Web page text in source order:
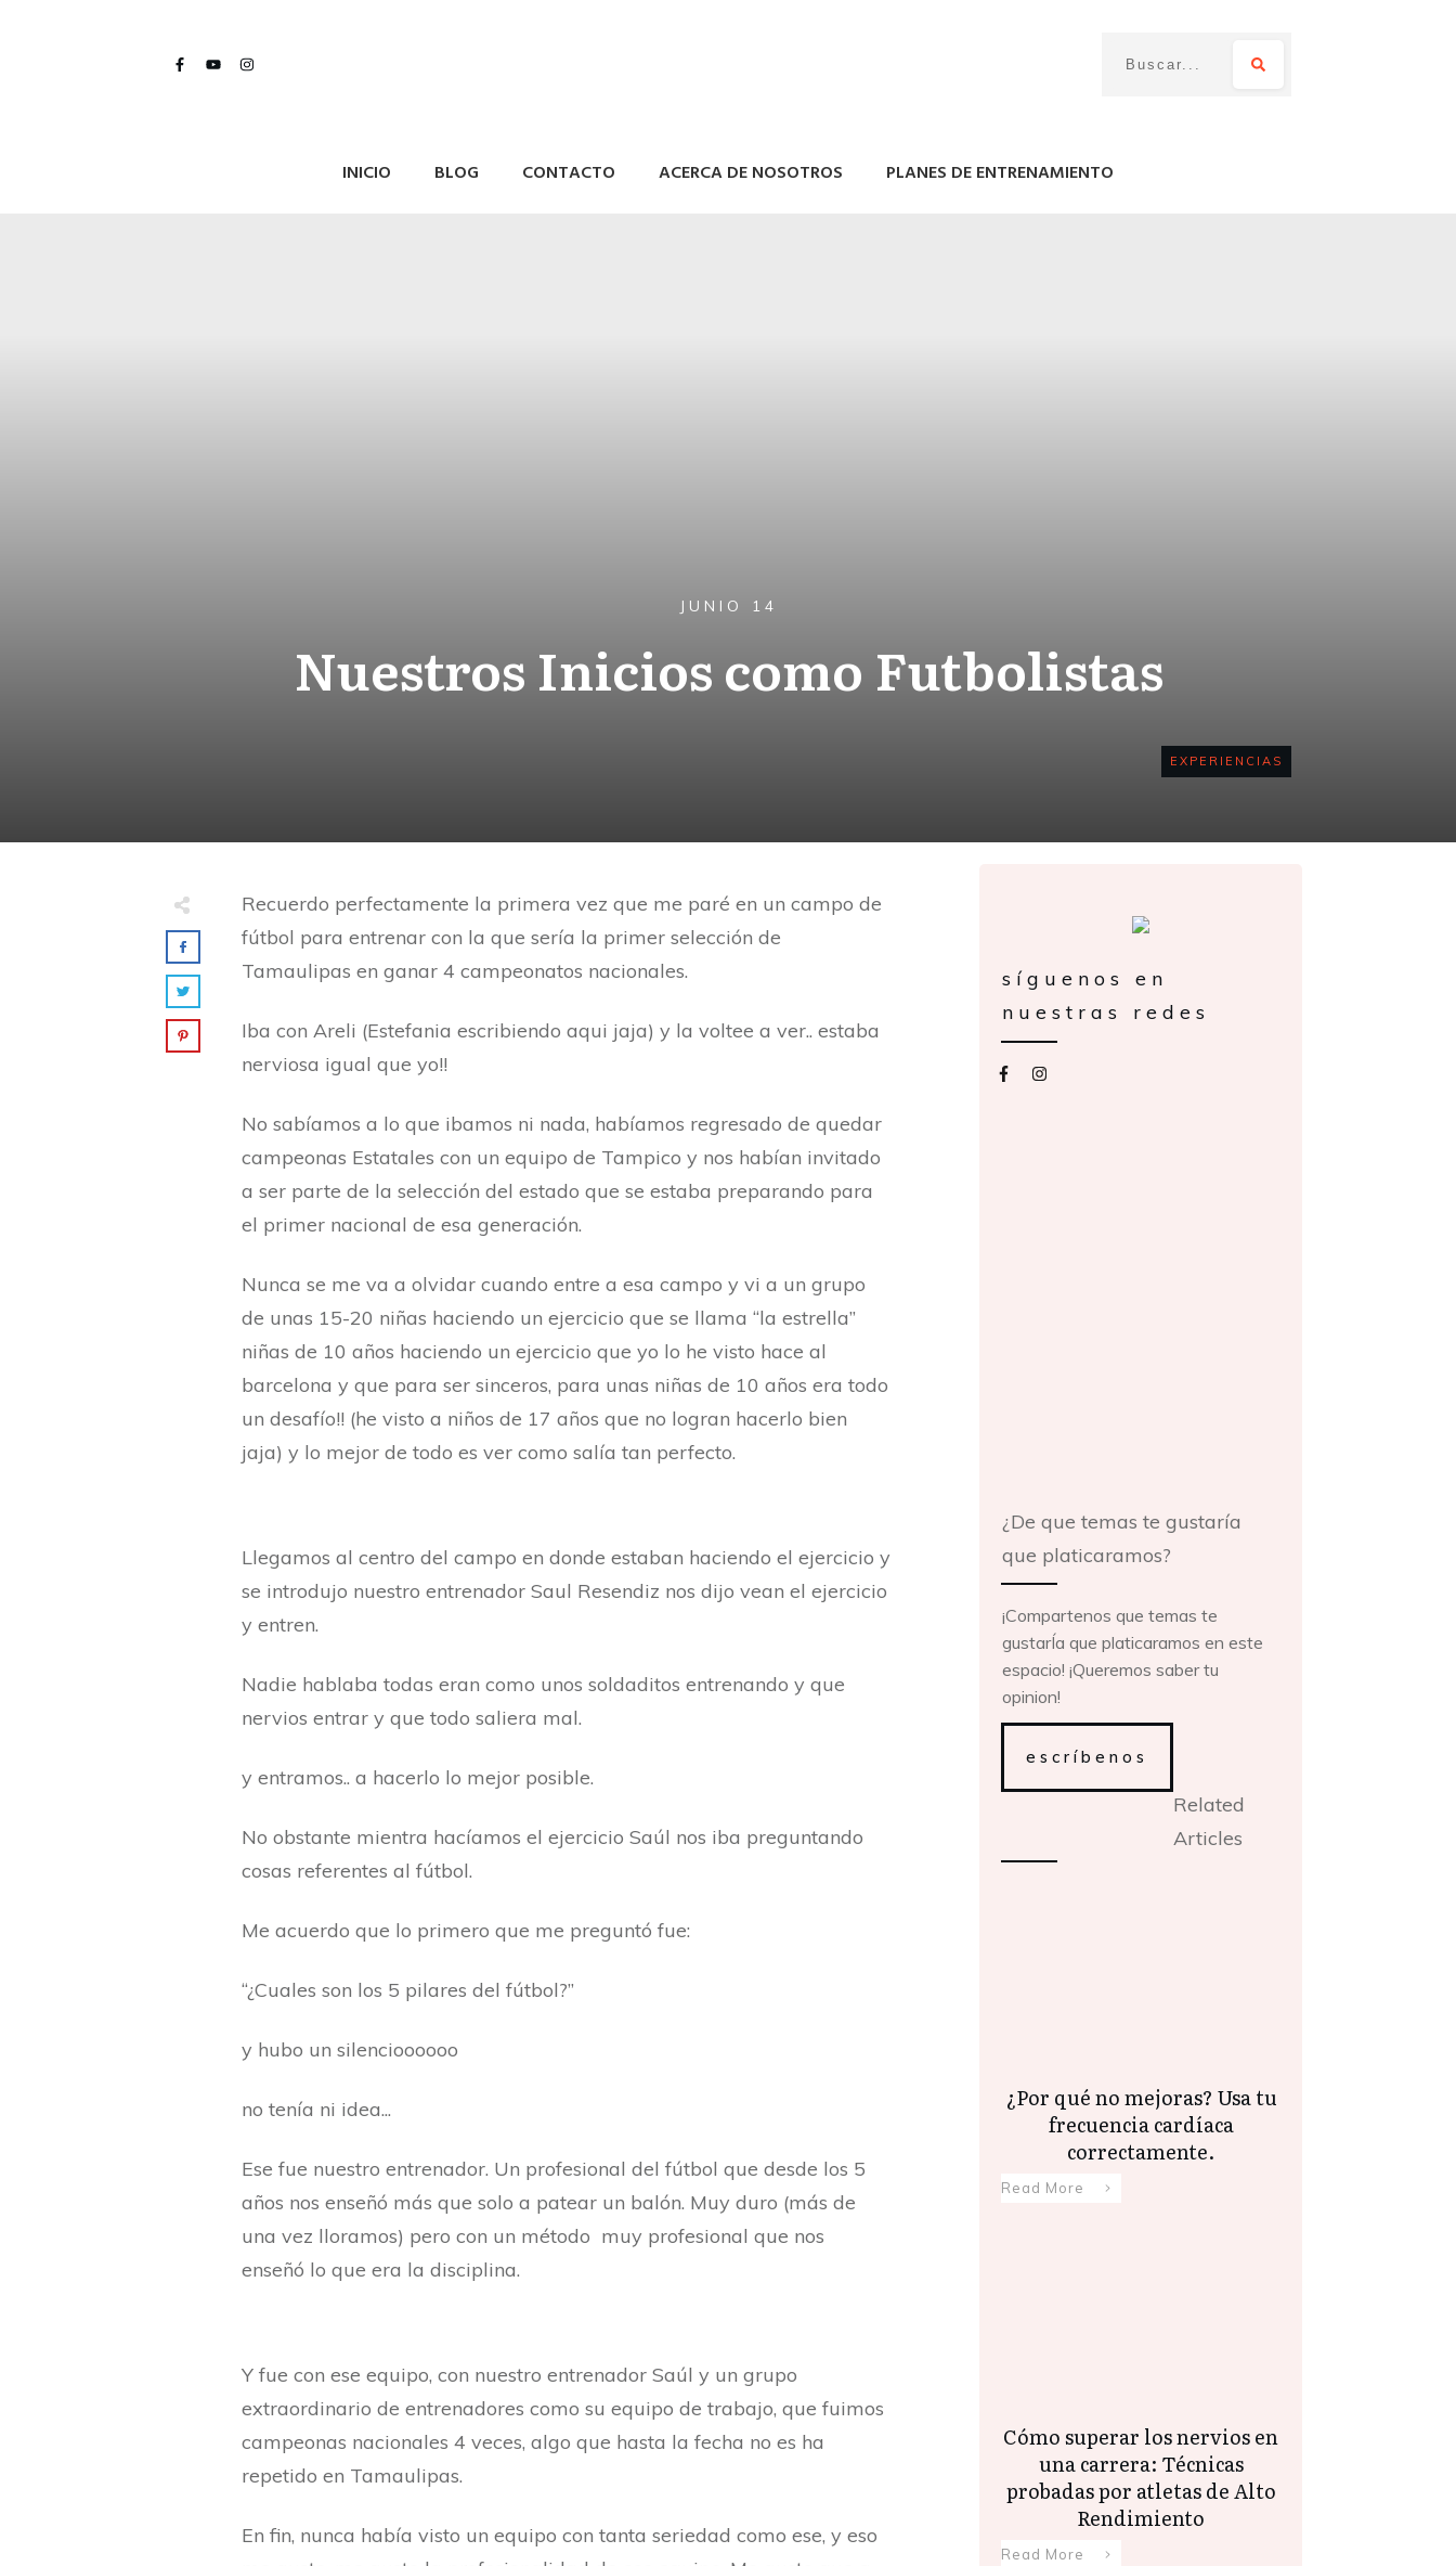
INICIO BLOG CONTACTO ACERCA DE NOSOTROS PLANES DE ENTRENAMIENTO
JUNIO 14
Nuestros Inicios como Futbolistas
EXPERIENCIAS
Recuerdo perfectamente la primera vez que me paré en un campo de
fútbol para entrenar con la que sería la primer selección de
Tamaulipas en ganar 4 campeonatos nacionales.
Iba con Areli (Estefania escribiendo aqui jaja) y la voltee a ver.. estaba
nerviosa igual que yo!!
No sabíamos a lo que ibamos ni nada, habíamos regresado de quedar
campeonas Estatales con un equipo de Tampico y nos habían invitado
a ser parte de la selección del estado que se estaba preparando para
el primer nacional de esa generación.
Nunca se me va a olvidar cuando entre a esa campo y vi a un grupo
de unas 15-20 niñas haciendo un ejercicio que se llama “la estrella”
niñas de 10 años haciendo un ejercicio que yo lo he visto hace al
barcelona y que para ser sinceros, para unas niñas de 10 años era todo
un desafío!! (he visto a niños de 17 años que no logran hacerlo bien
jaja) y lo mejor de todo es ver como salía tan perfecto.
Llegamos al centro del campo en donde estaban haciendo el ejercicio y
se introdujo nuestro entrenador Saul Resendiz nos dijo vean el ejercicio
y entren.
Nadie hablaba todas eran como unos soldaditos entrenando y que
nervios entrar y que todo saliera mal.
y entramos.. a hacerlo lo mejor posible.
No obstante mientra hacíamos el ejercicio Saúl nos iba preguntando
cosas referentes al fútbol.
Me acuerdo que lo primero que me preguntó fue:
“¿Cuales son los 5 pilares del fútbol?”
y hubo un silencioooooo
no tenía ni idea...
Ese fue nuestro entrenador. Un profesional del fútbol que desde los 5
años nos enseñó más que solo a patear un balón. Muy duro (más de
una vez lloramos) pero con un método muy profesional que nos
enseñó lo que era la disciplina.
Y fue con ese equipo, con nuestro entrenador Saúl y un grupo
extraordinario de entrenadores como su equipo de trabajo, que fuimos
campeonas nacionales 4 veces, algo que hasta la fecha no es ha
repetido en Tamaulipas.
En fin, nunca había visto un equipo con tanta seriedad como ese, y eso
síguenos en
nuestras redes
¿De que temas te gustaría
que platicaramos?
¡Compartenos que temas te
gustarÍa que platicaramos en este
espacio! ¡Queremos saber tu
opinion!
escríbenos
Related
Articles
¿Por qué no mejoras? Usa tu
frecuencia cardíaca
correctamente.
Read More
Cómo superar los nervios en
una carrera: Técnicas
probadas por atletas de Alto
Rendimiento
Read More